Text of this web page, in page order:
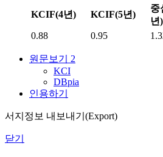
KCIF(4년)
KCIF(5년)
중
년)
0.88 0.95
원문보기 2
KCI
DBpia
인용하기
서지정보 내보내기(Export)
닫기